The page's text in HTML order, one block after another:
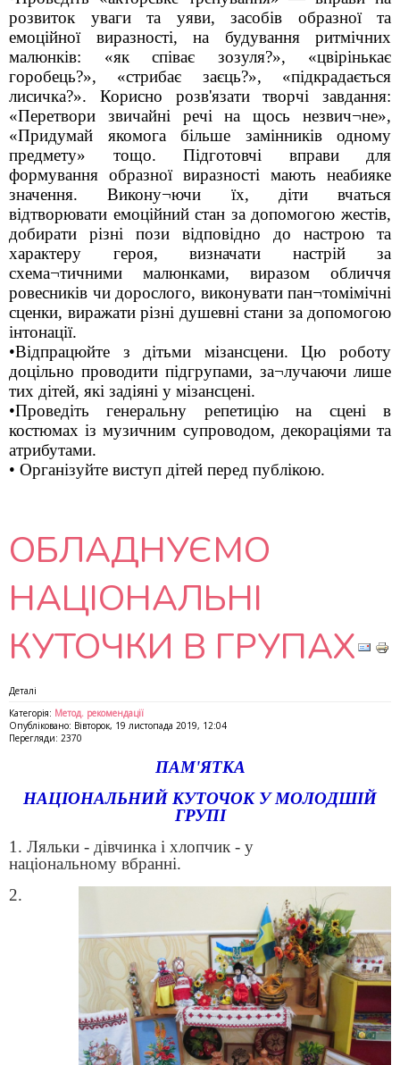
розвиток уваги та уяви, засобів образної та
емоційної виразності, на будування ритмічних
малюнків: «як співає зозуля?», «цвірінькає
горобець?», «стрибає заєць?», «підкрадається
лисичка?». Корисно розв'язати творчі завдання:
«Перетвори звичайні речі на щось незвич¬не»,
«Придумай якомога більше замінників одному
предмету» тощо. Підготовчі вправи для
формування образної виразності мають неабияке
значення. Викону¬ючи їх, діти вчаться
відтворювати емоційний стан за допомогою жестів,
добирати різні пози відповідно до настрою та
характеру героя, визначати настрій за
схема¬тичними малюнками, виразом обличчя
ровесників чи дорослого, виконувати пан¬томімічні
сценки, виражати різні душевні стани за допомогою
інтонації.
•Відпрацюйте з дітьми мізансцени. Цю роботу
доцільно проводити підгрупами, за¬лучаючи лише
тих дітей, які задіяні у мізансцені.
•Проведіть генеральну репетицію на сцені в
костюмах із музичним супроводом, декораціями та
атрибутами.
• Організуйте виступ дітей перед публікою.
ОБЛАДНУЄМО
НАЦІОНАЛЬНІ
КУТОЧКИ В ГРУПАХ
Деталі
Категорія: Метод. рекомендації
Опубліковано: Вівторок, 19 листопада 2019, 12:04
Перегляди: 2370
ПАМ'ЯТКА
НАЦІОНАЛЬНИЙ КУТОЧОК У МОЛОДШІЙ
ГРУПІ
1. Ляльки - дівчинка і хлопчик - у
національному вбранні.
2.